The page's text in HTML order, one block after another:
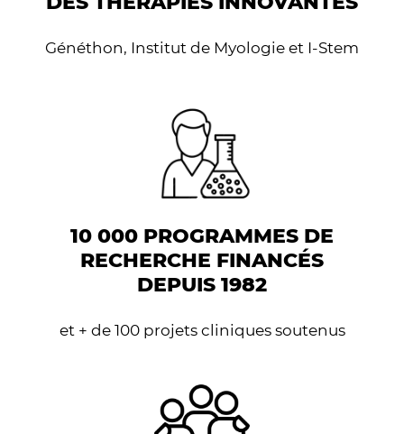
Généthon, Institut de Myologie et I-Stem
10 000 PROGRAMMES DE
RECHERCHE FINANCÉS
DEPUIS 1982
et + de 100 projets cliniques soutenus